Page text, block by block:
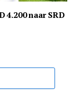
4.200 naar SRD